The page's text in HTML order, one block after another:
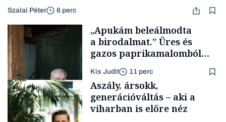
Szalai Péter 6 perc
„Apukám beleálmodta
a birodalmat.” Üres és
gazos paprikamalomból
lett az igazi családi
fűszersztori
Kis Judit 11 perc
Aszály, ársokk,
generációváltás – aki a
viharban is előre néz